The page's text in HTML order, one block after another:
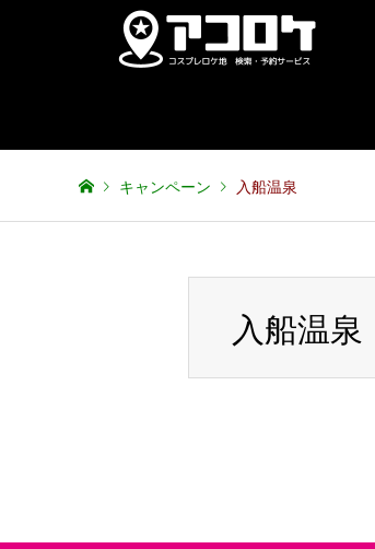
キャンペーン 入船温泉
入船温泉